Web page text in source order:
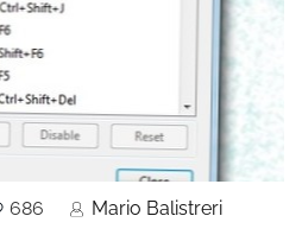
686 Mario Balistreri